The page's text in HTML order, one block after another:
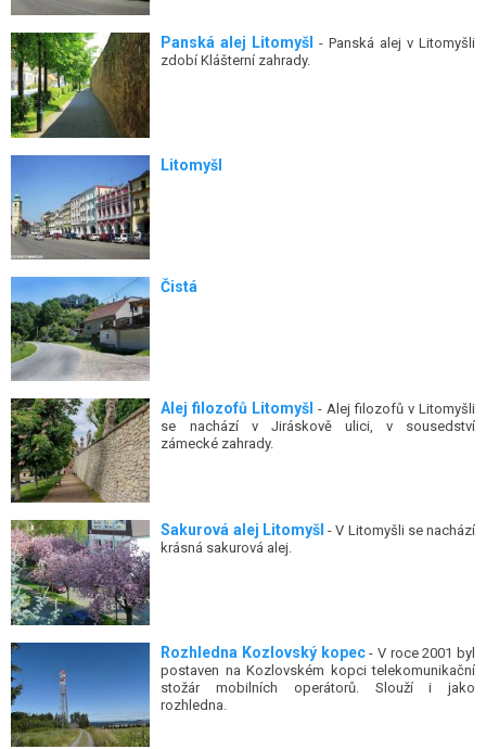
Panská alej Litomyšl - Panská alej v Litomyšli
zdobí Klášterní zahrady.
Litomyšl
Čistá
Alej filozofů Litomyšl - Alej filozofů v Litomyšli
se nachází v Jiráskově ulici, v sousedství
zámecké zahrady.
Sakurová alej Litomyšl - V Litomyšli se nachází
krásná sakurová alej.
Rozhledna Kozlovský kopec- V roce 2001 byl
postaven na Kozlovském kopci telekomunikační
stožár mobilních operátorů. Slouží i jako
rozhledna.